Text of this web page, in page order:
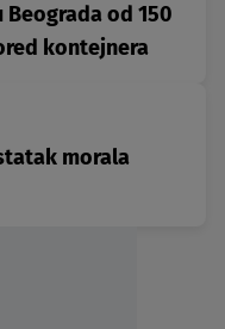
od 150
kontejnera
morala